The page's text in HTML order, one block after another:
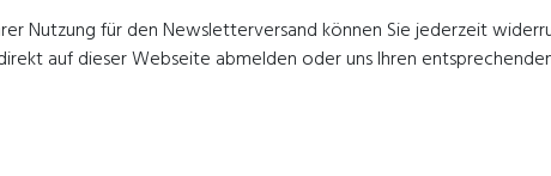
Nutzung für den Newsletterversand können Sie jederzeit
auf dieser Webseite abmelden oder uns Ihren